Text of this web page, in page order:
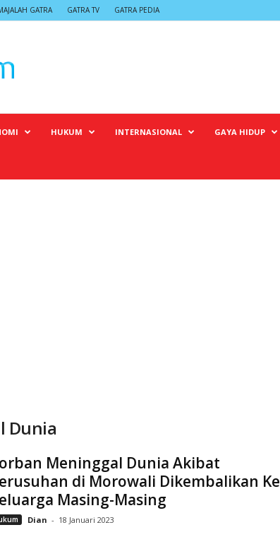
GATRA GATRA TV GATRA PEDIA
HUKUM INTERNASIONAL GAYA HIDUP
Dunia
Meninggal Dunia Akibat
di Morowali Dikembalikan Ke
Masing-Masing
Dian - 18 Januari 2023